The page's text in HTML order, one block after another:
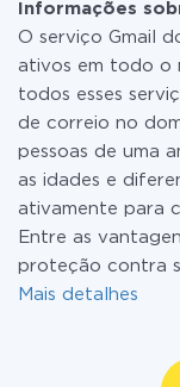
Informações
O serviço Gmail
ativos em todo o
todos esses
de correio no
pessoas de uma
as idades e
ativamente para
Entre as
proteção contra
Mais detalhes